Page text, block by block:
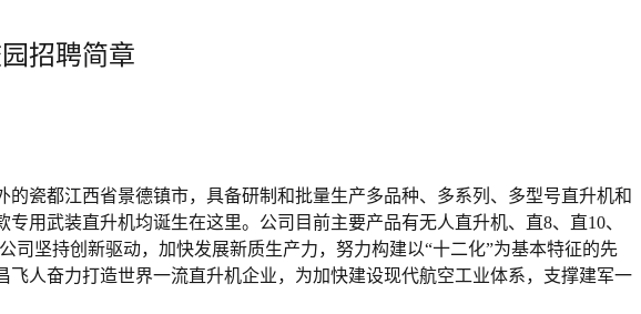
招聘简章
的瓷都江西省景德镇市，具备研制和批量生产多品种、多系列、多型号直升机和
用武装直升机均诞生在这里。公司目前主要产品有无人直升机、直8、直10、
坚持创新驱动，加快发展新质生产力，努力构建以“十二化”为基本特征的先
人奋力打造世界一流直升机企业，为加快建设现代航空工业体系，支撑建军一